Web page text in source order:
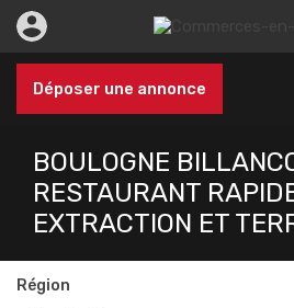
Déposer une annonce
BOULOGNE
RESTAURANT
EXTRACTION ET
Région